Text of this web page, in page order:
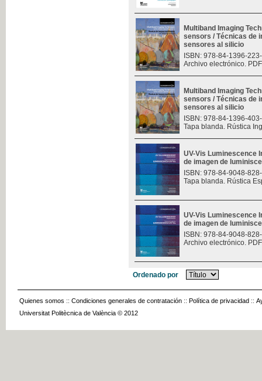
Multiband Imaging
sensors / Técnicas de
sensores al silicio
ISBN: 978-84-1396-
Archivo electrónico.
Multiband Imaging
sensors / Técnicas de
sensores al silicio
ISBN: 978-84-1396-
Tapa blanda. Rústica
UV-Vis Luminescence
de imagen de
ISBN: 978-84-9048-
Tapa blanda. Rústica
UV-Vis Luminescence
de imagen de
ISBN: 978-84-9048-
Archivo electrónico.
Ordenado por
Quienes somos :: Condiciones generales de contratación :: Política de privacidad ::
Universitat Politècnica de València © 2012